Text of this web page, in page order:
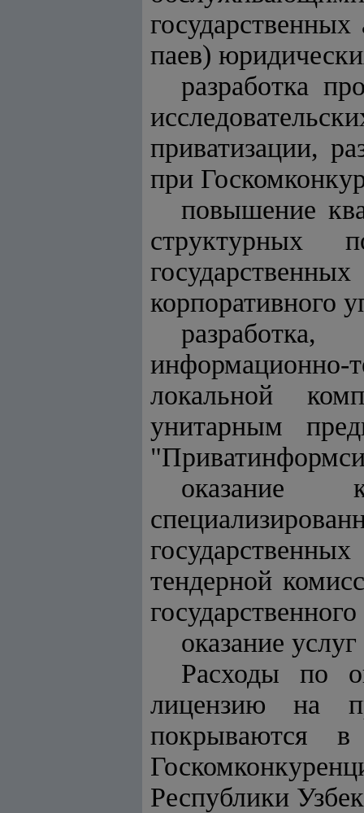
паев)
разработка
приватизации,
при
повышение
структурных
корпоративного
локальной
унитарным
оказание
тендерной
оказание
Расходы по
лицензию на
покрываются
Республики